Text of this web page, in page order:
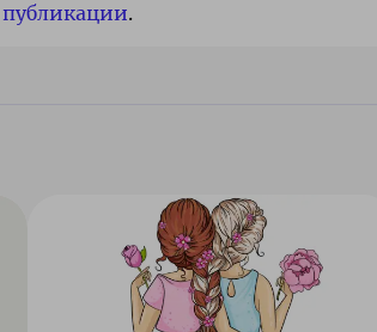
публикации.